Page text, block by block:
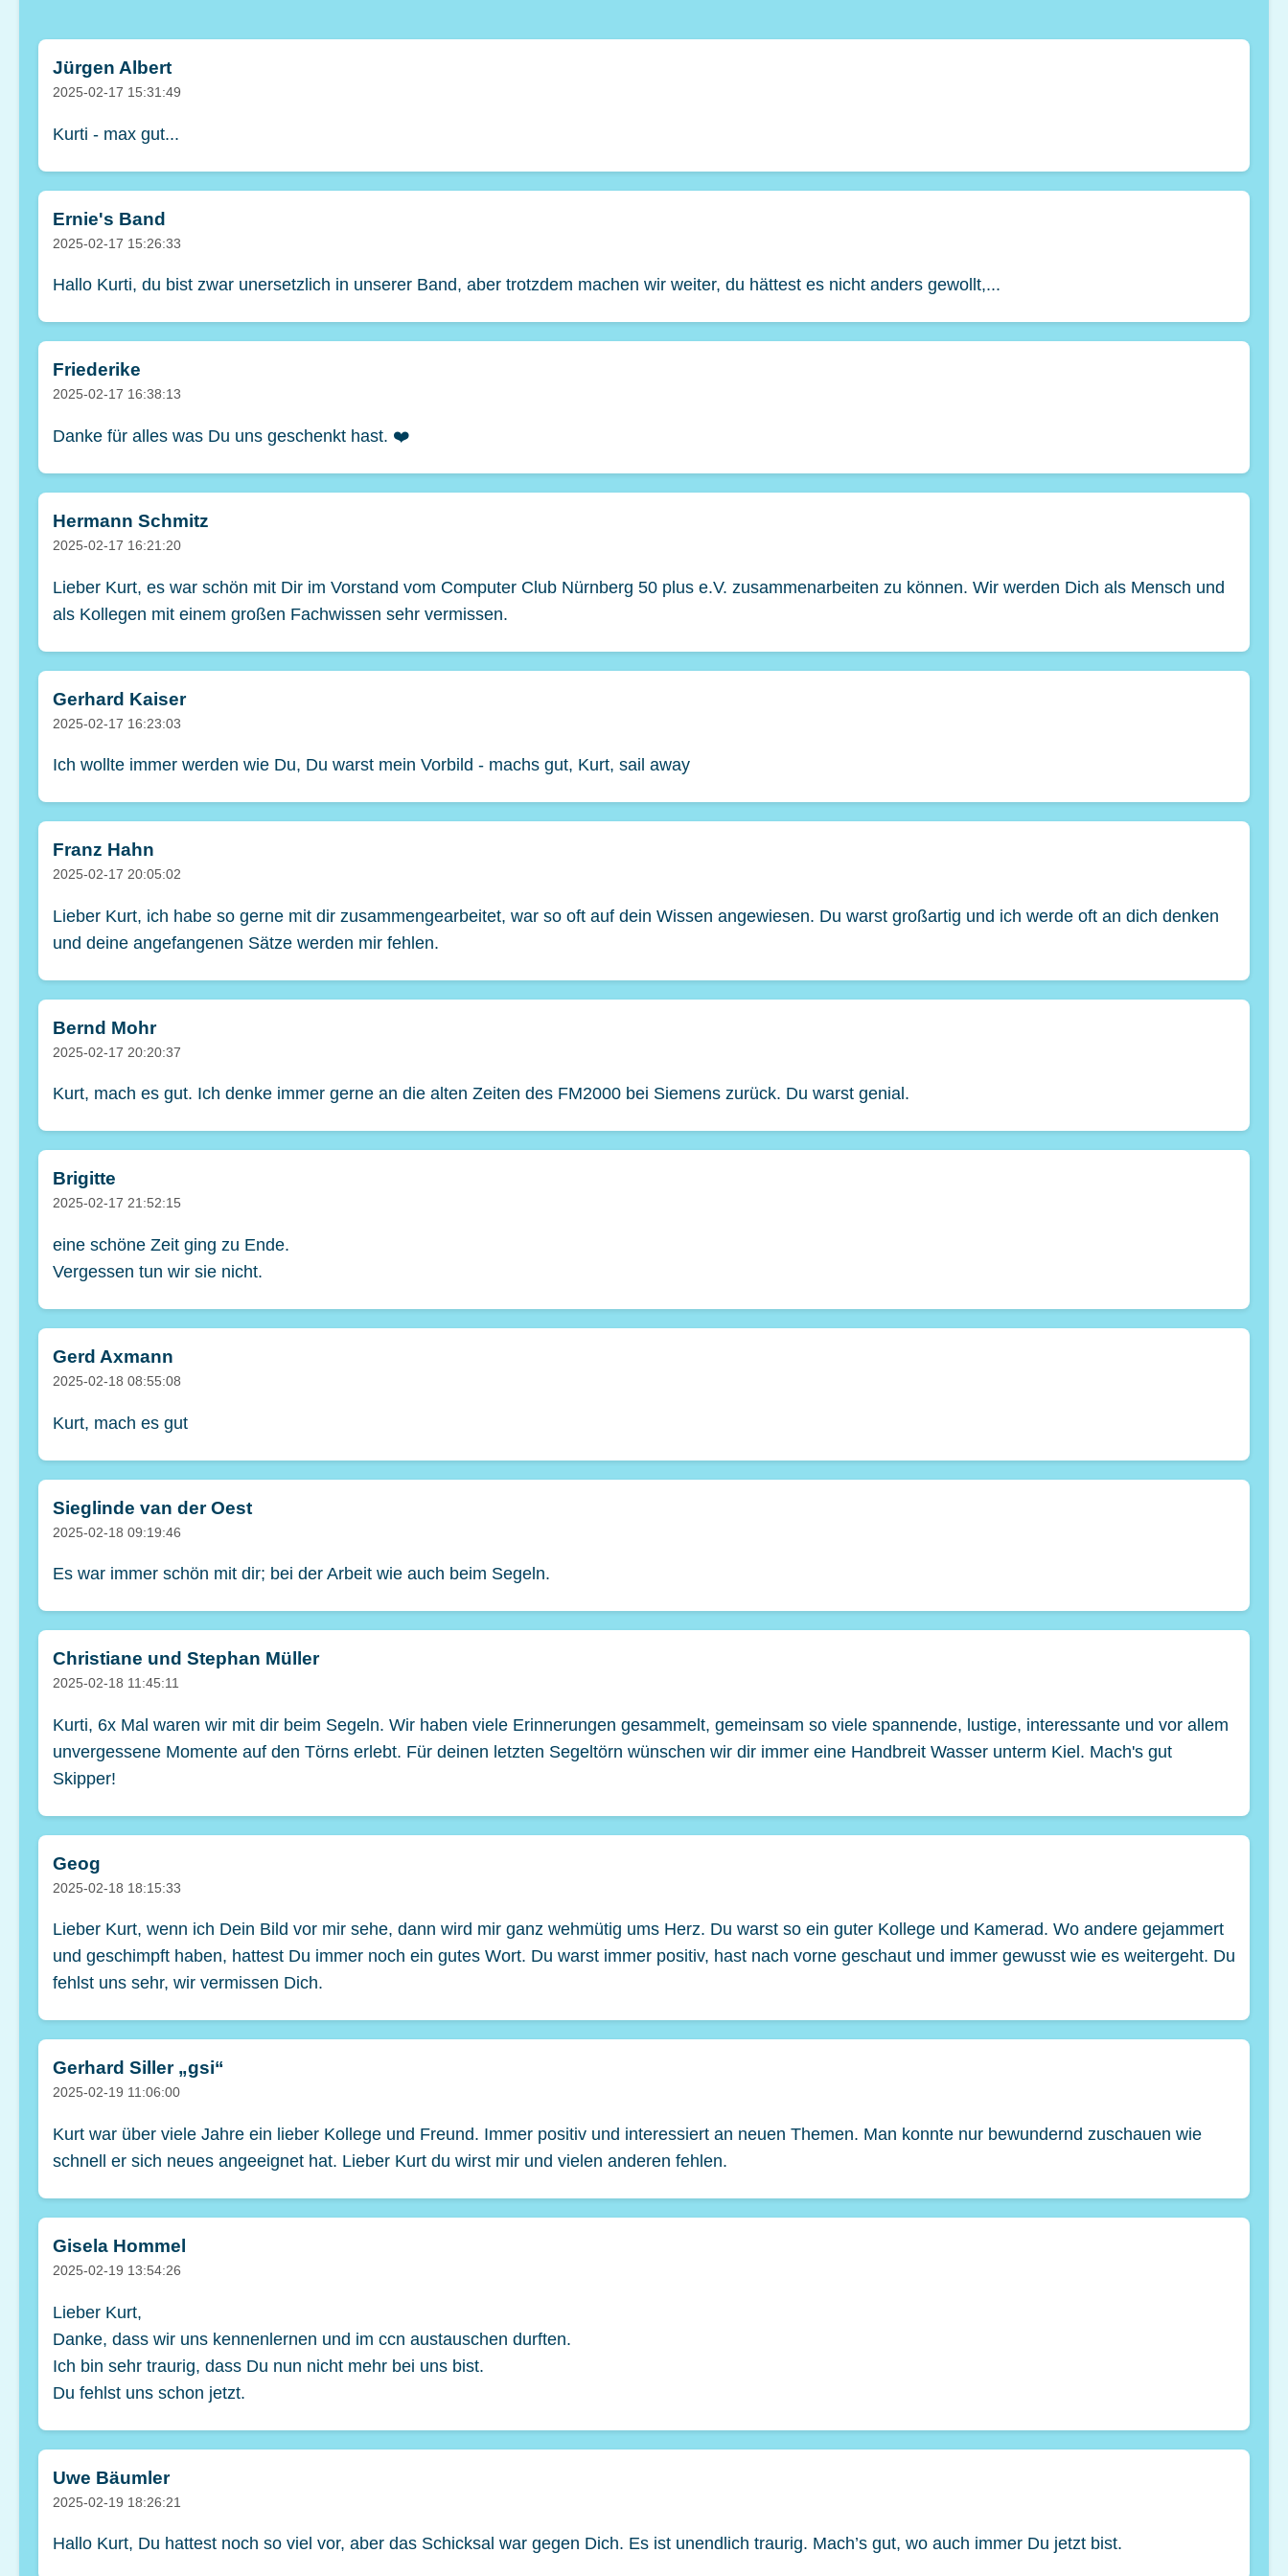
Jürgen Albert
2025-02-17 15:31:49
Kurti - max gut...
Ernie's Band
2025-02-17 15:26:33
Hallo Kurti, du bist zwar unersetzlich in unserer Band, aber trotzdem machen wir weiter, du hättest es nicht anders gewollt,...
Friederike
2025-02-17 16:38:13
Danke für alles was Du uns geschenkt hast. ❤️
Hermann Schmitz
2025-02-17 16:21:20
Lieber Kurt, es war schön mit Dir im Vorstand vom Computer Club Nürnberg 50 plus e.V. zusammenarbeiten zu können. Wir werden Dich als Mensch und
als Kollegen mit einem großen Fachwissen sehr vermissen.
Gerhard Kaiser
2025-02-17 16:23:03
Ich wollte immer werden wie Du, Du warst mein Vorbild - machs gut, Kurt, sail away
Franz Hahn
2025-02-17 20:05:02
Lieber Kurt, ich habe so gerne mit dir zusammengearbeitet, war so oft auf dein Wissen angewiesen. Du warst großartig und ich werde oft an dich denken
und deine angefangenen Sätze werden mir fehlen.
Bernd Mohr
2025-02-17 20:20:37
Kurt, mach es gut. Ich denke immer gerne an die alten Zeiten des FM2000 bei Siemens zurück. Du warst genial.
Brigitte
2025-02-17 21:52:15
eine schöne Zeit ging zu Ende.
Vergessen tun wir sie nicht.
Gerd Axmann
2025-02-18 08:55:08
Kurt, mach es gut
Sieglinde van der Oest
2025-02-18 09:19:46
Es war immer schön mit dir; bei der Arbeit wie auch beim Segeln.
Christiane und Stephan Müller
2025-02-18 11:45:11
Kurti, 6x Mal waren wir mit dir beim Segeln. Wir haben viele Erinnerungen gesammelt, gemeinsam so viele spannende, lustige, interessante und vor allem
unvergessene Momente auf den Törns erlebt. Für deinen letzten Segeltörn wünschen wir dir immer eine Handbreit Wasser unterm Kiel. Mach's gut
Skipper!
Geog
2025-02-18 18:15:33
Lieber Kurt, wenn ich Dein Bild vor mir sehe, dann wird mir ganz wehmütig ums Herz. Du warst so ein guter Kollege und Kamerad. Wo andere gejammert
und geschimpft haben, hattest Du immer noch ein gutes Wort. Du warst immer positiv, hast nach vorne geschaut und immer gewusst wie es weitergeht. Du
fehlst uns sehr, wir vermissen Dich.
Gerhard Siller „gsi“
2025-02-19 11:06:00
Kurt war über viele Jahre ein lieber Kollege und Freund. Immer positiv und interessiert an neuen Themen. Man konnte nur bewundernd zuschauen wie
schnell er sich neues angeeignet hat. Lieber Kurt du wirst mir und vielen anderen fehlen.
Gisela Hommel
2025-02-19 13:54:26
Lieber Kurt,
Danke, dass wir uns kennenlernen und im ccn austauschen durften.
Ich bin sehr traurig, dass Du nun nicht mehr bei uns bist.
Du fehlst uns schon jetzt.
Uwe Bäumler
2025-02-19 18:26:21
Hallo Kurt, Du hattest noch so viel vor, aber das Schicksal war gegen Dich. Es ist unendlich traurig. Mach’s gut, wo auch immer Du jetzt bist.